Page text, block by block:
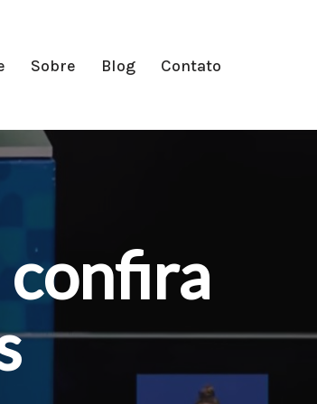
Sobre Blog Contato
confira